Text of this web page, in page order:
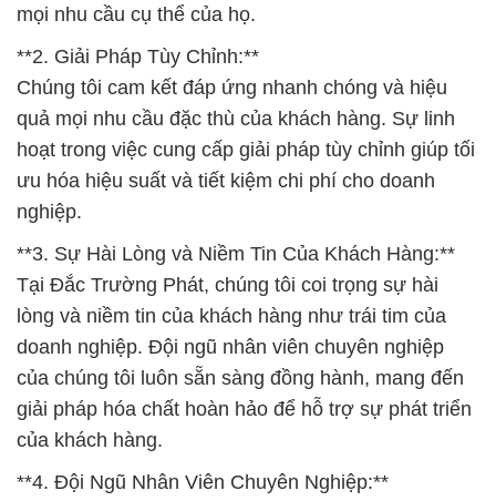
mọi nhu cầu cụ thể của họ.
**2. Giải Pháp Tùy Chỉnh:**
Chúng tôi cam kết đáp ứng nhanh chóng và hiệu
quả mọi nhu cầu đặc thù của khách hàng. Sự linh
hoạt trong việc cung cấp giải pháp tùy chỉnh giúp tối
ưu hóa hiệu suất và tiết kiệm chi phí cho doanh
nghiệp.
**3. Sự Hài Lòng và Niềm Tin Của Khách Hàng:**
Tại Đắc Trường Phát, chúng tôi coi trọng sự hài
lòng và niềm tin của khách hàng như trái tim của
doanh nghiệp. Đội ngũ nhân viên chuyên nghiệp
của chúng tôi luôn sẵn sàng đồng hành, mang đến
giải pháp hóa chất hoàn hảo để hỗ trợ sự phát triển
của khách hàng.
**4. Đội Ngũ Nhân Viên Chuyên Nghiệp:**